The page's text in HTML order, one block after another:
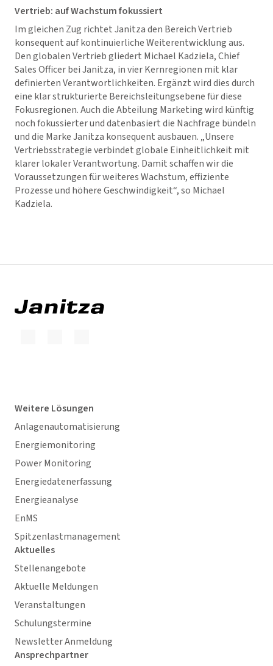
Vertrieb: auf Wachstum fokussiert
Im gleichen Zug richtet Janitza den Bereich Vertrieb
konsequent auf kontinuierliche Weiterentwicklung aus.
Den globalen Vertrieb gliedert Michael Kadziela, Chief
Sales Officer bei Janitza, in vier Kernregionen mit klar
definierten Verantwortlichkeiten. Ergänzt wird dies durch
eine klar strukturierte Bereichsleitungsebene für diese
Fokusregionen. Auch die Abteilung Marketing wird künftig
noch fokussierter und datenbasiert die Nachfrage bündeln
und die Marke Janitza konsequent ausbauen. „Unsere
Vertriebsstrategie verbindet globale Einheitlichkeit mit
klarer lokaler Verantwortung. Damit schaffen wir die
Voraussetzungen für weiteres Wachstum, effiziente
Prozesse und höhere Geschwindigkeit“, so Michael
Kadziela.
Weitere Lösungen
Anlagenautomatisierung
Energiemonitoring
Power Monitoring
Energiedatenerfassung
Energieanalyse
EnMS
Spitzenlastmanagement
Aktuelles
Stellenangebote
Aktuelle Meldungen
Veranstaltungen
Schulungstermine
Newsletter Anmeldung
Ansprechpartner